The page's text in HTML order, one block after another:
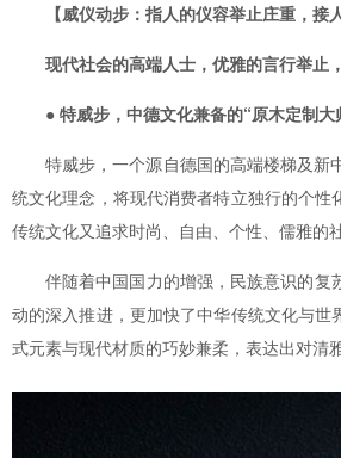
【威仪动步：指人的仪容举止庄重，
现代社会的高端人士，优雅的言行举止
● 特威步，中德文化兼备的“原木定制大
特威步，一个源自德国的高端楼梯及新
统文化理念，将现代消费者特立独行的个
传统文化又追求时尚、自由、个性、儒雅的
伴随着中国国力的增强，民族意识的复
动的深入推进，更加快了中华传统文化与
式元素与现代材质的巧妙兼柔，表达出对清